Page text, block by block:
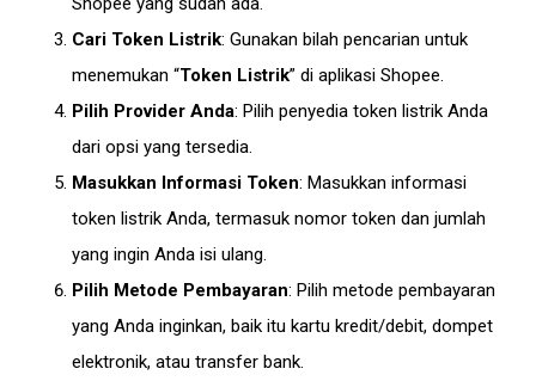
Cari Token Listrik: Gunakan bilah pencarian untuk
menemukan “Token Listrik” di aplikasi Shopee.
Pilih Provider Anda: Pilih penyedia token listrik Anda
dari opsi yang tersedia.
Masukkan Informasi Token: Masukkan informasi
token listrik Anda, termasuk nomor token dan jumlah
yang ingin Anda isi ulang.
Pilih Metode Pembayaran: Pilih metode pembayaran
yang Anda inginkan, baik itu kartu kredit/debit, dompet
elektronik, atau transfer bank.